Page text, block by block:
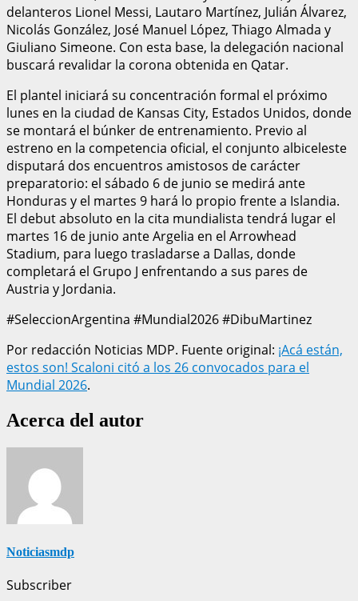
delanteros Lionel Messi, Lautaro Martínez, Julián Álvarez,
Nicolás González, José Manuel López, Thiago Almada y
Giuliano Simeone. Con esta base, la delegación nacional
buscará revalidar la corona obtenida en Qatar.
El plantel iniciará su concentración formal el próximo
lunes en la ciudad de Kansas City, Estados Unidos, donde
se montará el búnker de entrenamiento. Previo al
estreno en la competencia oficial, el conjunto albiceleste
disputará dos encuentros amistosos de carácter
preparatorio: el sábado 6 de junio se medirá ante
Honduras y el martes 9 hará lo propio frente a Islandia.
El debut absoluto en la cita mundialista tendrá lugar el
martes 16 de junio ante Argelia en el Arrowhead
Stadium, para luego trasladarse a Dallas, donde
completará el Grupo J enfrentando a sus pares de
Austria y Jordania.
#SeleccionArgentina #Mundial2026 #DibuMartinez
Por redacción Noticias MDP. Fuente original: ¡Acá están,
estos son! Scaloni citó a los 26 convocados para el
Mundial 2026.
Acerca del autor
Noticiasmdp
Subscriber